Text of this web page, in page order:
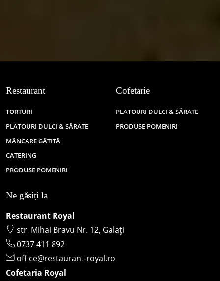
Restaurant
TORTURI
PLATOURI DULCI & SĂRATE
MÂNCARE GĂTITĂ
CATERING
PRODUSE POMENIRI
Cofetarie
PLATOURI DULCI & SĂRATE
PRODUSE POMENIRI
Ne găsiți la
Restaurant Royal
str. Mihai Bravu Nr. 12, Galați
0737 411 892
office@restaurant-royal.ro
Cofetaria Royal